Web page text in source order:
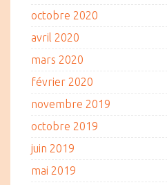
octobre 2020
avril 2020
mars 2020
février 2020
novembre 2019
octobre 2019
juin 2019
mai 2019